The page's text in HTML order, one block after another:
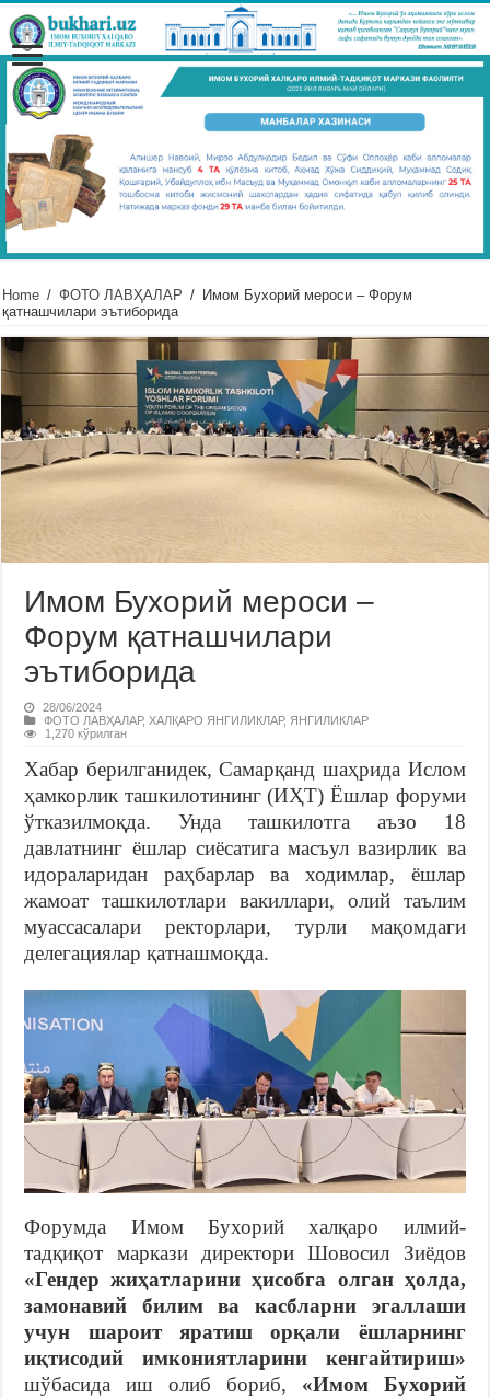
Home / ФОТО ЛАВҲАЛАР / Имом Бухорий мероси – Форум
қатнашчилари эътиборида
Имом Бухорий мероси –
Форум қатнашчилари
эътиборида
28/06/2024
ФОТО ЛАВҲАЛАР,ХАЛҚАРО ЯНГИЛИКЛАР, ЯНГИЛИКЛАР
1,270 кўрилган
Хабар берилганидек, Самарқанд шаҳрида Ислом
ҳамкорлик ташкилотининг (ИҲТ) Ёшлар форуми
ўтказилмоқда. Унда ташкилотга аъзо 18
давлатнинг ёшлар сиёсатига масъул вазирлик ва
идораларидан раҳбарлар ва ходимлар, ёшлар
жамоат ташкилотлари вакиллари, олий таълим
муассасалари ректорлари, турли мақомдаги
делегациялар қатнашмоқда.
Форумда Имом Бухорий халқаро илмий-
тадқиқот маркази директори Шовосил Зиёдов
«Гендер жиҳатларини ҳисобга олган ҳолда,
замонавий билим ва касбларни эгаллаши
учун шароит яратиш орқали ёшларнинг
иқтисодий имкониятларини кенгайтириш»
шўбасида иш олиб бориб, «Имом Бухорий